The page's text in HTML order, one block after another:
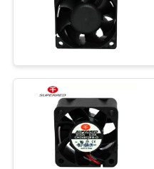
พัดลมคว